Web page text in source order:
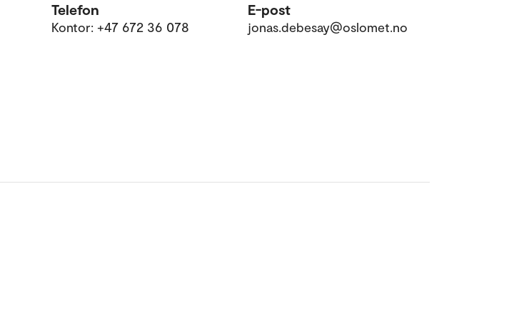
Telefon
Kontor: +47 672 36 078
E-post
jonas.debesay@oslomet.no